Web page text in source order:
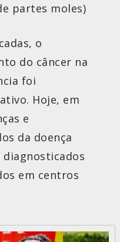
partes moles)
o
do câncer na
foi
Hoje, em
e
da doença
diagnosticados
em centros